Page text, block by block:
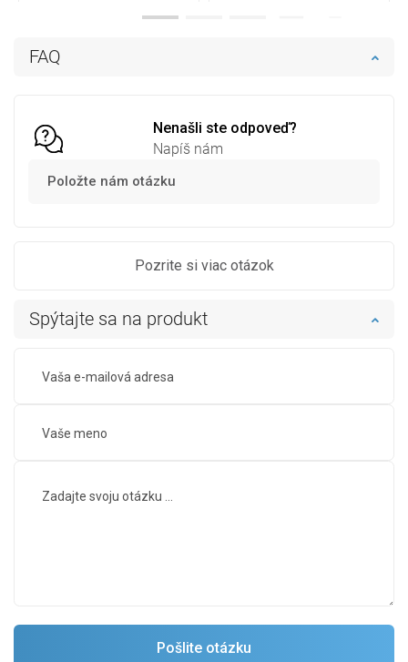
FAQ
Nenašli ste odpoveď?
Napíš nám
Položte nám otázku
Pozrite si viac otázok
Spýtajte sa na produkt